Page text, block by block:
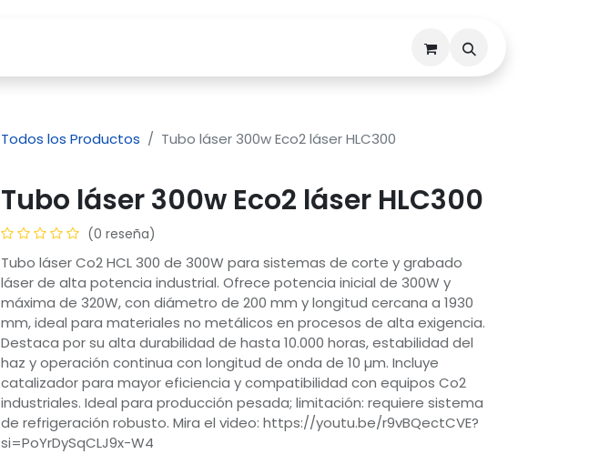
Contáctenos
Todos los Productos Tubo láser 300w Eco2 láser HLC300
Tubo láser 300w Eco2 láser HLC300
(0 reseña)
Tubo láser Co2 HCL 300 de 300W para sistemas de corte y grabado
láser de alta potencia industrial. Ofrece potencia inicial de 300W y
máxima de 320W, con diámetro de 200 mm y longitud cercana a 1930
mm, ideal para materiales no metálicos en procesos de alta exigencia.
Destaca por su alta durabilidad de hasta 10.000 horas, estabilidad del
haz y operación continua con longitud de onda de 10 µm. Incluye
catalizador para mayor eficiencia y compatibilidad con equipos Co2
industriales. Ideal para producción pesada; limitación: requiere sistema
de refrigeración robusto. Mira el video: https://youtu.be/r9vBQectCVE?
si=PoYrDySqCLJ9x-W4